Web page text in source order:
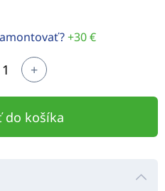
+30 €
+
do košíka